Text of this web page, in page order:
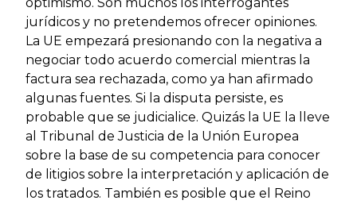
optimismo. Son muchos los interrogantes
jurídicos y no pretendemos ofrecer opiniones.
La UE empezará presionando con la negativa a
negociar todo acuerdo comercial mientras la
factura sea rechazada, como ya han afirmado
algunas fuentes. Si la disputa persiste, es
probable que se judicialice. Quizás la UE la lleve
al Tribunal de Justicia de la Unión Europea
sobre la base de su competencia para conocer
de litigios sobre la interpretación y aplicación de
los tratados. También es posible que el Reino